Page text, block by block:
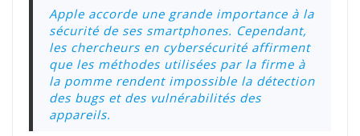
Apple accorde une grande importance à la
sécurité de ses smartphones. Cependant,
les chercheurs en cybersécurité affirment
que les méthodes utilisées par la firme à
la pomme rendent impossible la détection
des bugs et des vulnérabilités des
appareils.